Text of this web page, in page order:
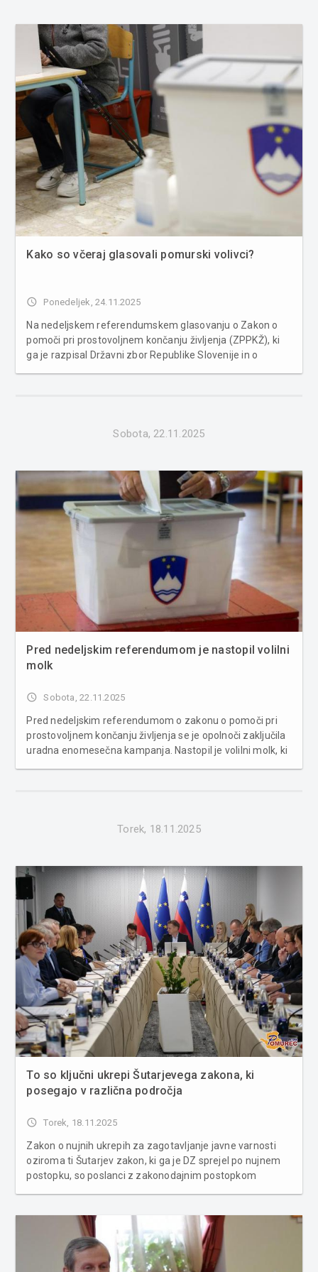
Kako so včeraj glasovali pomurski volivci?
access_time Ponedeljek, 24.11.2025
Na nedeljskem referendumskem glasovanju o Zakon o
pomoči pri prostovoljnem končanju življenja (ZPPKŽ), ki
ga je razpisal Državni zbor Republike Slovenije in o
Sobota, 22.11.2025
Pred nedeljskim referendumom je nastopil volilni
molk
access_time Sobota, 22.11.2025
Pred nedeljskim referendumom o zakonu o pomoči pri
prostovoljnem končanju življenja se je opolnoči zaključila
uradna enomesečna kampanja. Nastopil je volilni molk, ki
Torek, 18.11.2025
To so ključni ukrepi Šutarjevega zakona, ki
posegajo v različna področja
access_time Torek, 18.11.2025
Zakon o nujnih ukrepih za zagotavljanje javne varnosti
oziroma ti Šutarjev zakon, ki ga je DZ sprejel po nujnem
postopku, so poslanci z zakonodajnim postopkom
kazenske, sodne, socialne in dru...